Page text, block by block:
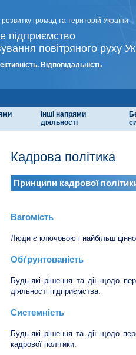
розвитку громад та територій України
підприємство
повітряного руху
Відповідальність
Інші напрями
діяльності
Кадрова політика
Принципи кадрової
Вагомість
Люди є ключовою і найбільш
Обґрунтованість
Будь-які рішення та дії щодо
діяльності підприємства.
Системність
Будь-які рішення та дії щодо
кадрової політики.